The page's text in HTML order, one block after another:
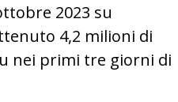
2023 su
4,2 milioni di
nei primi tre giorni di